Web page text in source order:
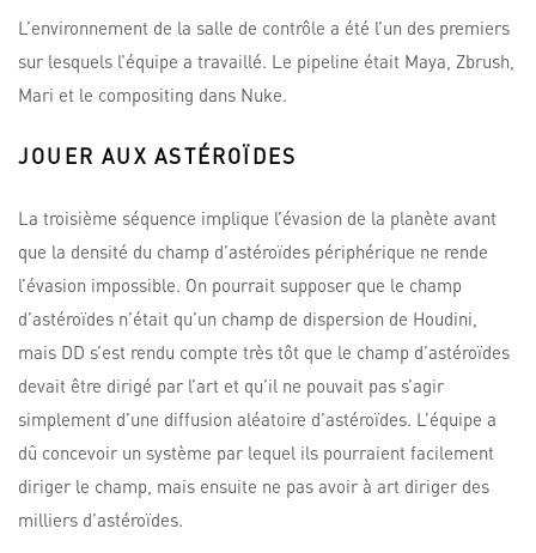
L’environnement de la salle de contrôle a été l’un des premiers
sur lesquels l’équipe a travaillé. Le pipeline était Maya, Zbrush,
Mari et le compositing dans Nuke.
JOUER AUX ASTÉROÏDES
La troisième séquence implique l’évasion de la planète avant
que la densité du champ d’astéroïdes périphérique ne rende
l’évasion impossible. On pourrait supposer que le champ
d’astéroïdes n’était qu’un champ de dispersion de Houdini,
mais DD s’est rendu compte très tôt que le champ d’astéroïdes
devait être dirigé par l’art et qu’il ne pouvait pas s’agir
simplement d’une diffusion aléatoire d’astéroïdes. L’équipe a
dû concevoir un système par lequel ils pourraient facilement
diriger le champ, mais ensuite ne pas avoir à art diriger des
milliers d’astéroïdes.